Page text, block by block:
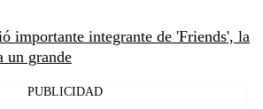
importante integrante de 'Friends', la
un grande
PUBLICIDAD